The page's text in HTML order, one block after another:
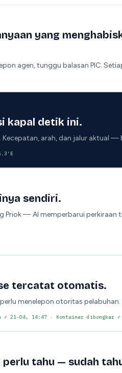
yang
agen, tunggu balasan PIC.
kapal detik ini.
arah, dan jalur aktual —
sendiri.
Priok — AI memperbarui perkiraan
tercatat otomatis.
menelepon otoritas pelabuhan.
✓ 21-04, 14:47 · Kontainer dibongkar
perlu tahu — sudah